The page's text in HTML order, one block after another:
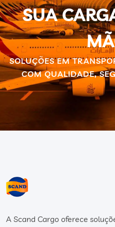
SUA
SOLUÇÕES EM
COM QUALIDADE,
A Scand Cargo oferece